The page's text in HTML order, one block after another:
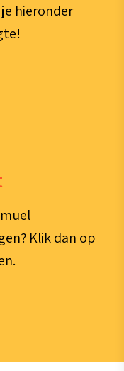
hieronder
Klik dan op